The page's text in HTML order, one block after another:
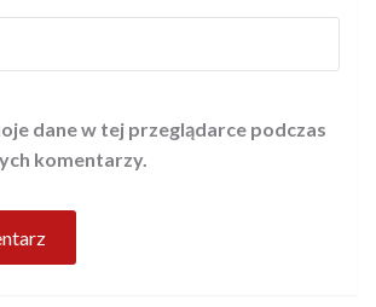
dane w tej przeglądarce podczas
komentarzy.